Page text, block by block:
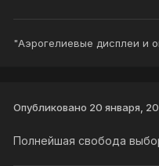
"Аэрогелиевые дисплеи и
Опубликовано 20 января,
Полнейшая свобода